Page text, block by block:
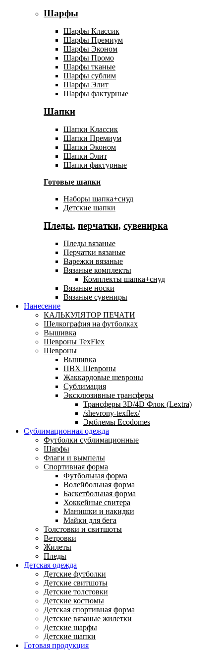
Шарфы
Шарфы Классик
Шарфы Премиум
Шарфы Эконом
Шарфы Промо
Шарфы тканые
Шарфы сублим
Шарфы Элит
Шарфы фактурные
Шапки
Шапки Классик
Шапки Премиум
Шапки Эконом
Шапки Элит
Шапки фактурные
Готовые шапки
Наборы шапка+снуд
Детские шапки
Пледы, перчатки, сувенирка
Пледы вязаные
Перчатки вязаные
Варежки вязаные
Вязаные комплекты
Комплекты шапка+снуд
Вязаные носки
Вязаные сувениры
Нанесение
КАЛЬКУЛЯТОР ПЕЧАТИ
Шелкография на футболках
Вышивка
Шевроны TexFlex
Шевроны
Вышивка
ПВХ Шевроны
Жаккардовые шевроны
Сублимация
Эксклюзивные трансферы
Трансферы 3D/4D Флок (Lextra)
/shevrony-texflex/
Эмблемы Ecodomes
Сублимационная одежда
Футболки сублимационные
Шарфы
Флаги и вымпелы
Спортивная форма
Футбольная форма
Волейбольная форма
Баскетбольная форма
Хоккейные свитера
Манишки и накидки
Майки для бега
Толстовки и свитшоты
Ветровки
Жилеты
Пледы
Детская одежда
Детские футболки
Детские свитшоты
Детские толстовки
Детские костюмы
Детская спортивная форма
Детские вязаные жилетки
Детские шарфы
Детские шапки
Готовая продукция